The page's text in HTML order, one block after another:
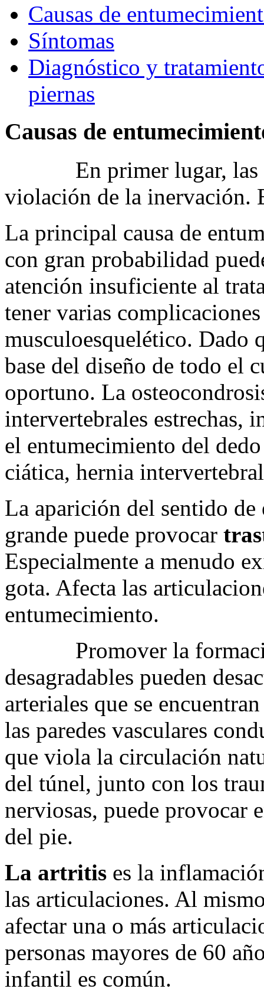
Causas de
Síntomas
Diagnóstico y
piernas
Causas de
En primer lugar, las
violación de la inervación.
La principal causa de
con gran probabilidad
atención insuficiente al
tener varias
musculoesquelético. Dado
base del diseño de todo el
oportuno. La
intervertebrales estrechas,
el entumecimiento del
ciática, hernia
La aparición del sentido
grande puede provocar
Especialmente a menudo
gota. Afecta las
entumecimiento.
Promover la
desagradables pueden
arteriales que se
las paredes vasculares
que viola la circulación
del túnel, junto con los
nerviosas, puede provocar
del pie.
La artritis es la
las articulaciones. Al
afectar una o más
personas mayores de 60
infantil es común.